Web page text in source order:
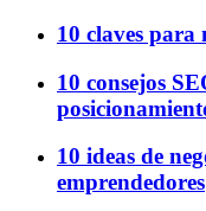
10 claves
10 consejos
10 ideas de
emprendedores